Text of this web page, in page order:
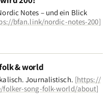
Notes – und ein Blick
bfan.link/nordic-notes-200]
& world
Journalistisch. [https://
folker-song-folk-world/about]